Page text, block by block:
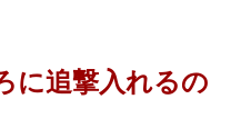
に追撃入れるの